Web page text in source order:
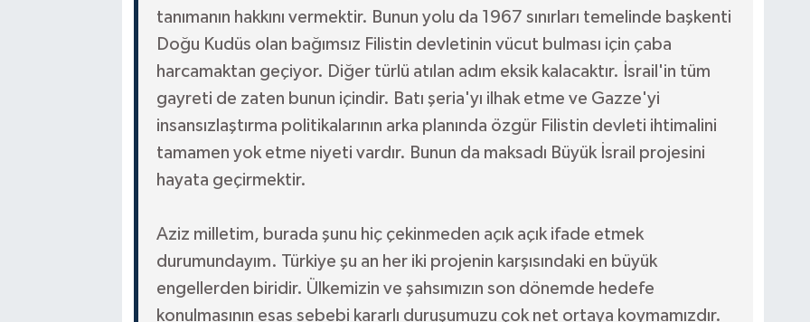
tanımanın hakkını vermektir. Bunun yolu da 1967 sınırları temelinde başkenti
Doğu Kudüs olan bağımsız Filistin devletinin vücut bulması için çaba
harcamaktan geçiyor. Diğer türlü atılan adım eksik kalacaktır. İsrail'in tüm
gayreti de zaten bunun içindir. Batı şeria'yı ilhak etme ve Gazze'yi
insansızlaştırma politikalarının arka planında özgür Filistin devleti ihtimalini
tamamen yok etme niyeti vardır. Bunun da maksadı Büyük İsrail projesini
hayata geçirmektir.
Aziz milletim, burada şunu hiç çekinmeden açık açık ifade etmek
durumundayım. Türkiye şu an her iki projenin karşısındaki en büyük
engellerden biridir. Ülkemizin ve şahsımızın son dönemde hedefe
konulmasının esas sebebi kararlı duruşumuzu çok net ortaya koymamızdır.